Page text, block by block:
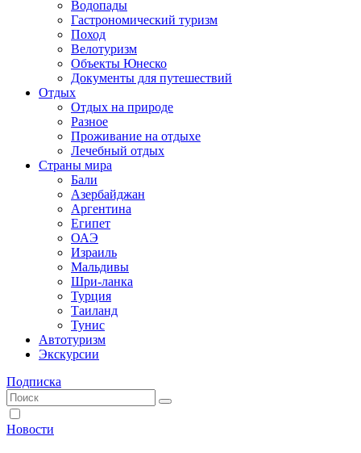
Водопады
Гастрономический туризм
Поход
Велотуризм
Объекты Юнеско
Документы для путешествий
Отдых
Отдых на природе
Разное
Проживание на отдыхе
Лечебный отдых
Страны мира
Бали
Азербайджан
Аргентина
Египет
ОАЭ
Израиль
Мальдивы
Шри-ланка
Турция
Таиланд
Тунис
Автотуризм
Экскурсии
Подписка
Новости